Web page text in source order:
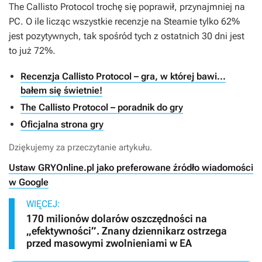
The Callisto Protocol trochę się poprawił, przynajmniej na
PC. O ile licząc wszystkie recenzje na Steamie tylko 62%
jest pozytywnych, tak spośród tych z ostatnich 30 dni jest
to już 72%.
Recenzja Callisto Protocol – gra, w której bawi...
bałem się świetnie!
The Callisto Protocol – poradnik do gry
Oficjalna strona gry
Dziękujemy za przeczytanie artykułu.
Ustaw GRYOnline.pl jako preferowane źródło wiadomości
w Google
WIĘCEJ:
170 milionów dolarów oszczędności na
„efektywności”. Znany dziennikarz ostrzega
przed masowymi zwolnieniami w EA